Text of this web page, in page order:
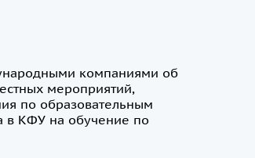
компаниями об
мероприятий,
по образовательным
в КФУ на обучение по